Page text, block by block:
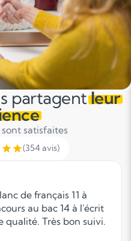
partagentleur
satisfaites
(354 avis)
de français 11 à
qualité. Très bon suivi.